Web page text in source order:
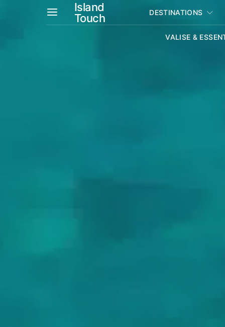
Island
Touch
DESTINATIONS
VALISE &